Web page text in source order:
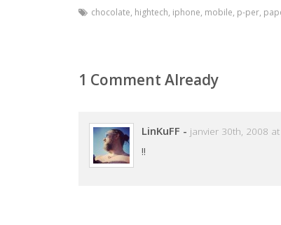
chocolate, hightech, iphone, mobile, p-per,
1 Comment Already
LinKuFF - janvier 30th, 2008
!!